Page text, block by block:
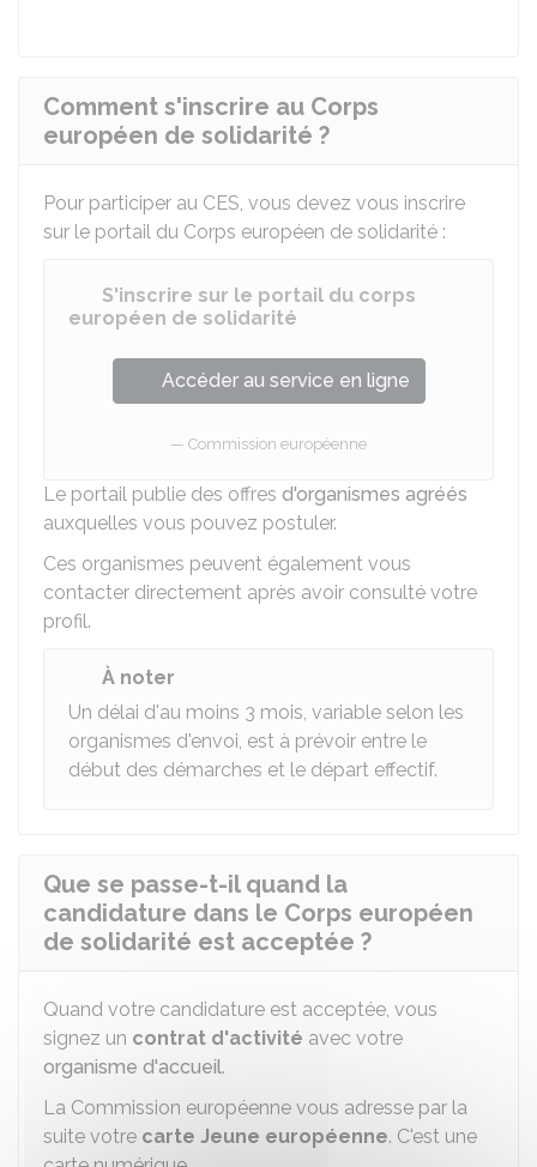
Comment s'inscrire au Corps
européen de solidarité ?
Pour participer au CES, vous devez vous inscrire
sur le portail du Corps européen de solidarité :
S'inscrire sur le portail du corps
européen de solidarité
Accéder au service en ligne
Commission européenne
Le portail publie des offres d'organismes agréés
auxquelles vous pouvez postuler.
Ces organismes peuvent également vous
contacter directement après avoir consulté votre
profil.
À noter
Un délai d'au moins 3 mois, variable selon les
organismes d'envoi, est à prévoir entre le
début des démarches et le départ effectif.
Que se passe-t-il quand la
candidature dans le Corps européen
de solidarité est acceptée ?
Quand votre candidature est acceptée, vous
signez un contrat d'activité avec votre
organisme d'accueil.
La Commission européenne vous adresse par la
suite votre carte Jeune européenne. C'est une